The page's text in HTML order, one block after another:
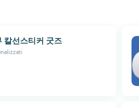
칼선스티커 굿즈